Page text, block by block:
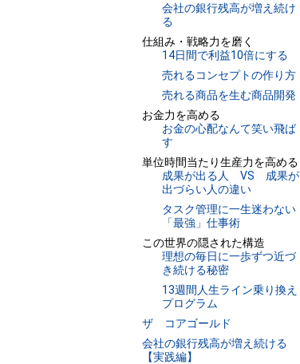
会社の銀行残高が増え続け
る
仕組み・戦略力を磨く
14日間で利益10倍にする
売れるコンセプトの作り方
売れる商品を生む商品開発
お金力を高める
お金の心配なんて笑い飛ば
す
単位時間当たり生産力を高める
成果が出る人 VS 成果が
出づらい人の違い
タスク管理に一生迷わない
「最強」仕事術
この世界の隠された構造
理想の毎日に一歩ずつ近づ
き続ける秘密
13週間人生ライン乗り換え
プログラム
ザ コアゴールド
会社の銀行残高が増え続ける
【実践編】